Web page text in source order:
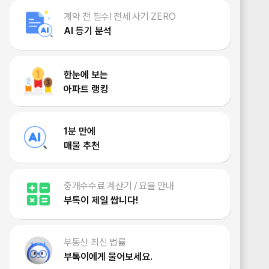
계약 전 필수! 전세 사기 ZERO
AI 등기 분석
한눈에 보는
아파트 랭킹
1분 만에
매물 추천
중개수수료 계산기 / 요율 안내
부톡이 제일 쌉니다!
부동산 최신 법률
부톡이에게 물어보세요.